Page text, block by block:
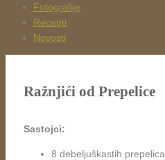
Fotografije
Recepti
Novosti
Ražnjići od Prepelice
Sastojci:
8 debeljuškastih prepelica